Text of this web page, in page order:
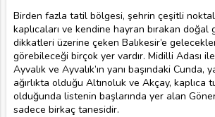
Birden fazla tatil bölgesi, şehrin çeşitli
kaplıcaları ve kendine hayran bırakan doğal
dikkatleri üzerine çeken Balıkesir’e
görebileceği birçok yer vardır. Midilli Adası
Ayvalık ve Ayvalık’ın yanı başındaki Cunda,
ağırlıkta olduğu Altınoluk ve Akçay, kaplıca
olduğunda listenin başlarında yer alan
sadece birkaç tanesidir.